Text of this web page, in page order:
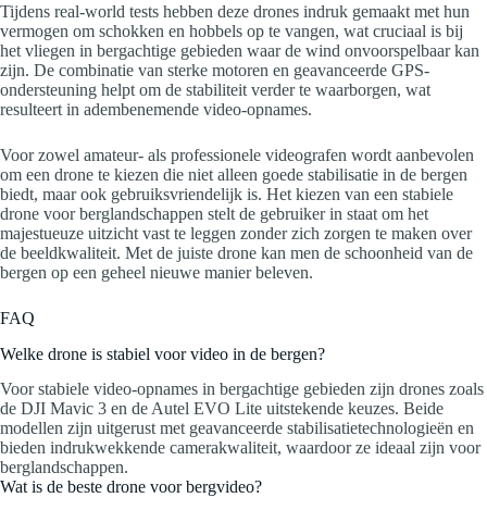
Tijdens real-world tests hebben deze drones indruk gemaakt met hun
vermogen om schokken en hobbels op te vangen, wat cruciaal is bij
het vliegen in bergachtige gebieden waar de wind onvoorspelbaar kan
zijn. De combinatie van sterke motoren en geavanceerde GPS-
ondersteuning helpt om de stabiliteit verder te waarborgen, wat
resulteert in adembenemende video-opnames.
Voor zowel amateur- als professionele videografen wordt aanbevolen
om een drone te kiezen die niet alleen goede stabilisatie in de bergen
biedt, maar ook gebruiksvriendelijk is. Het kiezen van een stabiele
drone voor berglandschappen stelt de gebruiker in staat om het
majestueuze uitzicht vast te leggen zonder zich zorgen te maken over
de beeldkwaliteit. Met de juiste drone kan men de schoonheid van de
bergen op een geheel nieuwe manier beleven.
FAQ
Welke drone is stabiel voor video in de bergen?
Voor stabiele video-opnames in bergachtige gebieden zijn drones zoals
de DJI Mavic 3 en de Autel EVO Lite uitstekende keuzes. Beide
modellen zijn uitgerust met geavanceerde stabilisatietechnologieën en
bieden indrukwekkende camerakwaliteit, waardoor ze ideaal zijn voor
berglandschappen.
Wat is de beste drone voor bergvideo?